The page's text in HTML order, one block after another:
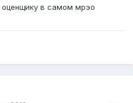
оценщику в самом мрэо